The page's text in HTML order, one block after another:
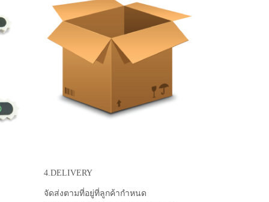
4.DELIVERY
จัดส่งตามที่อยู่ที่ลูกค้ากำหนด